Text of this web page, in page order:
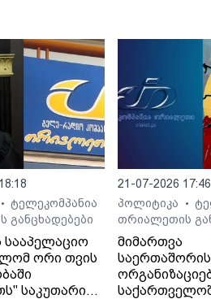
შესახებ
• ტელეკომპანია
განცხადებები
სააპელაციო
ორი თვის
საკუთარი
21-07-2026 17:46
პოლიტიკა
•
თრიალეთის
მიმართვა